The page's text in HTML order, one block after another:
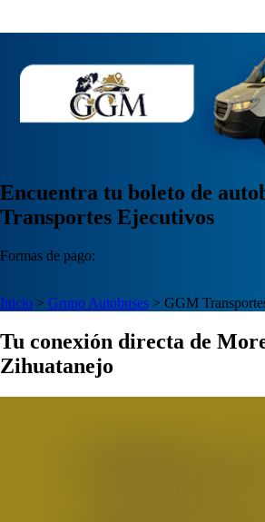
Encuentra tu boleto de
Transportes Ejecutivos
Formas de pago:
Inicio > Grupo Autobuses > GGM
Tu conexión directa de
Zihuatanejo